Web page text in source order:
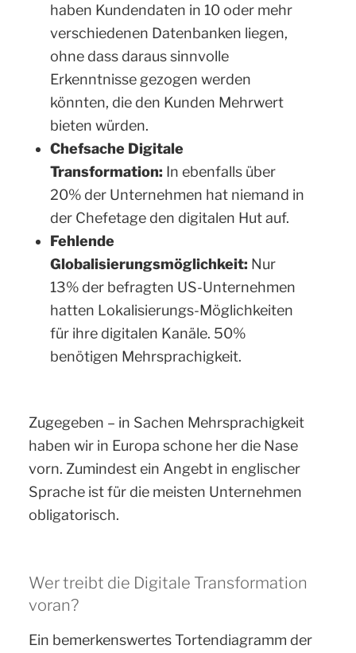
haben Kundendaten in 10 oder mehr
verschiedenen Datenbanken liegen,
ohne dass daraus sinnvolle
Erkenntnisse gezogen werden
könnten, die den Kunden Mehrwert
bieten würden.
Chefsache Digitale
Transformation: In ebenfalls über
20% der Unternehmen hat niemand in
der Chefetage den digitalen Hut auf.
Fehlende
Globalisierungsmöglichkeit: Nur
13% der befragten US-Unternehmen
hatten Lokalisierungs-Möglichkeiten
für ihre digitalen Kanäle. 50%
benötigen Mehrsprachigkeit.
Zugegeben – in Sachen Mehrsprachigkeit
haben wir in Europa schone her die Nase
vorn. Zumindest ein Angebt in englischer
Sprache ist für die meisten Unternehmen
obligatorisch.
Wer treibt die Digitale Transformation
voran?
Ein bemerkenswertes Tortendiagramm der